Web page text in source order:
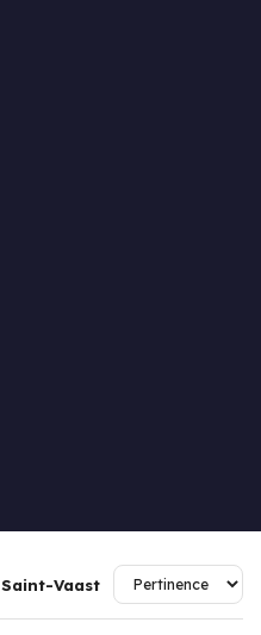
Saint-Vaast